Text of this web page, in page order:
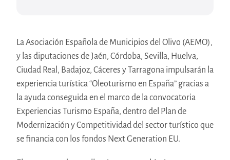
La Asociación Española de Municipios del Olivo (AEMO),
y las diputaciones de Jaén, Córdoba, Sevilla, Huelva,
Ciudad Real, Badajoz, Cáceres y Tarragona impulsarán la
experiencia turística “Oleoturismo en España” gracias a
la ayuda conseguida en el marco de la convocatoria
Experiencias Turismo España, dentro del Plan de
Modernización y Competitividad del sector turístico que
se financia con los fondos Next Generation EU.